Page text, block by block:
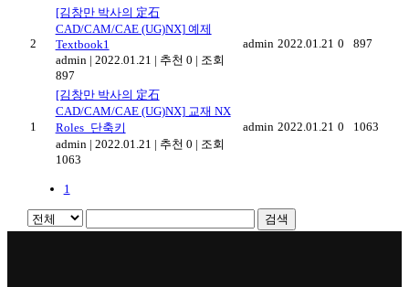
2
[김창만 박사의 定石
CAD/CAM/CAE (UG)NX] 예제
Textbook1
admin | 2022.01.21 | 추천 0 | 조회
897
admin 2022.01.21 0 897
1
[김창만 박사의 定石
CAD/CAM/CAE (UG)NX] 교재 NX
Roles_단축키
admin | 2022.01.21 | 추천 0 | 조회
1063
admin 2022.01.21 0 1063
1
검색